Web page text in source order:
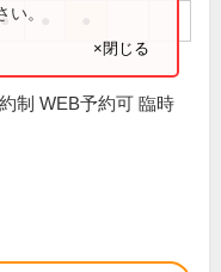
● 。
×閉じる
制 WEB予約可 臨時